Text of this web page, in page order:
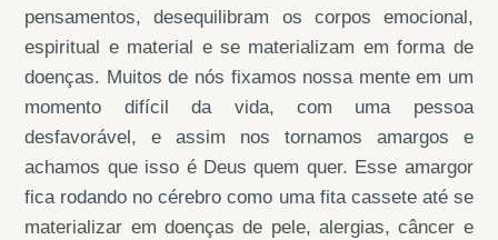
pensamentos, desequilibram os corpos emocional,
espiritual e material e se materializam em forma de
doenças. Muitos de nós fixamos nossa mente em um
momento difícil da vida, com uma pessoa
desfavorável, e assim nos tornamos amargos e
achamos que isso é Deus quem quer. Esse amargor
fica rodando no cérebro como uma fita cassete até se
materializar em doenças de pele, alergias, câncer e